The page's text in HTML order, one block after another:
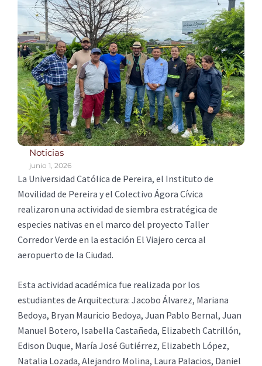
Noticias
junio 1, 2026
La Universidad Católica de Pereira, el Instituto de
Movilidad de Pereira y el Colectivo Ágora Cívica
realizaron una actividad de siembra estratégica de
especies nativas en el marco del proyecto Taller
Corredor Verde en la estación El Viajero cerca al
aeropuerto de la Ciudad.
Esta actividad académica fue realizada por los
estudiantes de Arquitectura: Jacobo Álvarez, Mariana
Bedoya, Bryan Mauricio Bedoya, Juan Pablo Bernal, Juan
Manuel Botero, Isabella Castañeda, Elizabeth Catrillón,
Edison Duque, María José Gutiérrez, Elizabeth López,
Natalia Lozada, Alejandro Molina, Laura Palacios, Daniel